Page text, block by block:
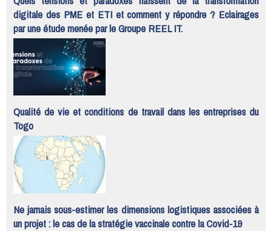
digitale des PME et ETI et comment y répondre ? Eclairages
par une étude menée par le Groupe REEL IT.
Qualité de vie et conditions de travail dans les entreprises du
Togo
Ne jamais sous-estimer les dimensions logistiques associées à
un projet : le cas de la stratégie vaccinale contre la Covid-19